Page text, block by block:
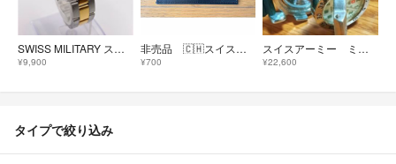
SWISS MILITARY スイスミリタリー ハノワQZ シルバー文字盤デイト
¥9,900
非売品 🇨🇭スイスミリタリー🇨🇭 ネームタグ
¥700
スイスアーミー ミリタリー 方位計 温度計 メンズ腕時計 稼働品
¥22,600
タイプで絞り込み